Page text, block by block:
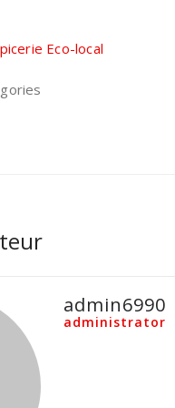
Eco-local
admin6990
administrator